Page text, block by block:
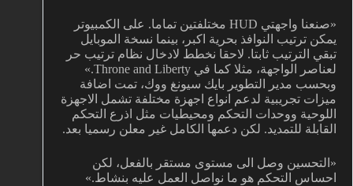
«صنعنا واجهتي HUD مختلفتين تماما. على الكمبيوتر
يمكن ترتيب النوافذ بحرية اكبر، بينما نسخة الموبايل
تبقي الترتيب ثابتا. لاحقا نخطط لادخال نظام ترتيب حر
لعناصر الواجهة، مثلا كما في Throne and Liberty.»
وبحسب مدير التطوير بايك سيونغ ووك، تمت اضافة
ميزات تجريبية لدعم انواع اجهزة مختلفة تشمل الاجهزة
اللوحية ووحدات التحكم ومحيطيات مثل اذرع التحكم
القابلة للتمديد. لكن دعمها الكامل غير معلن رسميا بعد.
«التحسين وصل الى مستوى مستقر بالفعل، لكن
احساس التحكم هو ما نواصل العمل عليه بنشاط.»